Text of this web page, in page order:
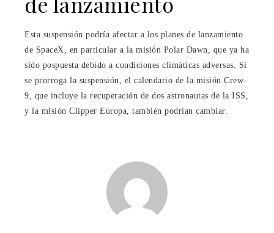
Esta suspensión podría afectar a los planes de lanzamiento
de SpaceX, en particular a la misión Polar Dawn, que ya ha
sido pospuesta debido a condiciones climáticas adversas. Si
se prorroga la suspensión, el calendario de la misión Crew-
9, que incluye la recuperación de dos astronautas de la ISS,
y la misión Clipper Europa, también podrían cambiar.